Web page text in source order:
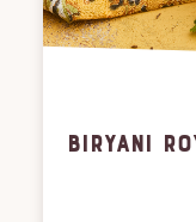
BIRYANI